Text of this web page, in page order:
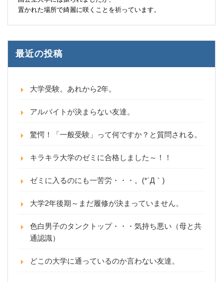
置かれた場所で綺麗に咲くことを祈っています。
最近の投稿
大学受験。あれから2年。
アルバイトが決まらない友達。
驚愕！「一般受験」って何ですか？と質問される。
キラキラ大学のゼミに合格しました～！！
ゼミに入るのにも一苦労・・・。(*´Д｀)
大学2年後期～まだ履修が決まっていません。
色白男子のタンクトップ・・・気持ち悪い（母と共
通認識）
どこの大学に通っているのか言わない友達。